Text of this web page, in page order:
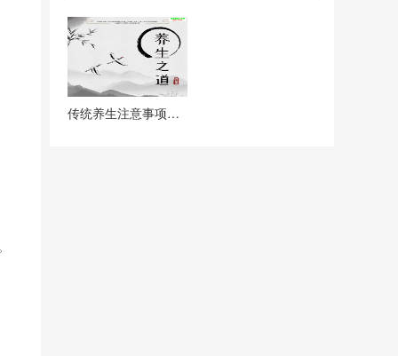
传统养生注意事项与核心理念